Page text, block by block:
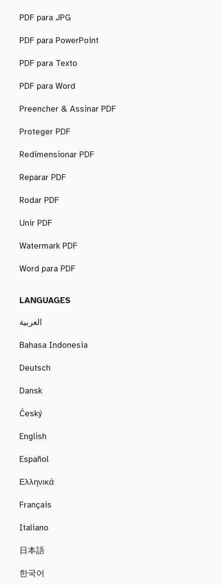
PDF para JPG
PDF para PowerPoint
PDF para Texto
PDF para Word
Preencher & Assinar PDF
Proteger PDF
Redimensionar PDF
Reparar PDF
Rodar PDF
Unir PDF
Watermark PDF
Word para PDF
LANGUAGES
العربية
Bahasa Indonesia
Deutsch
Dansk
Český
English
Español
Ελληνικά
Français
Italiano
日本語
한국어